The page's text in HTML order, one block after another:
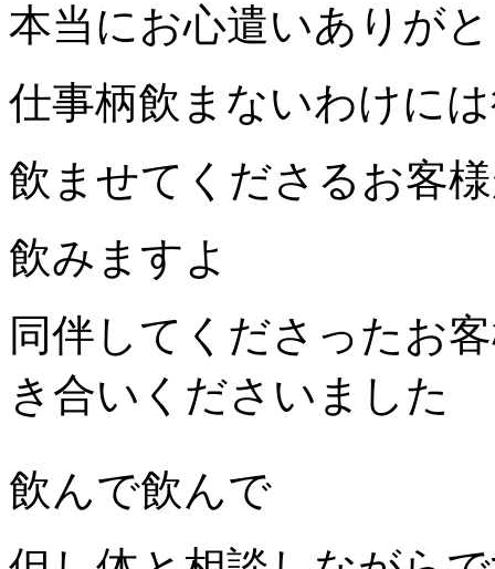
本当にお心遣いありが
仕事柄飲まないわけに
飲ませてくださるお客
飲みますよ
同伴してくださったお
き合いくださいました
飲んで飲んで